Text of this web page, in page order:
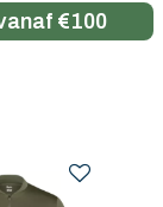
€100
€100